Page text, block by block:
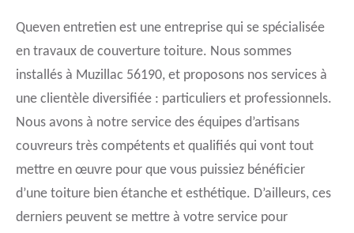
Queven entretien est une entreprise qui se spécialisée
en travaux de couverture toiture. Nous sommes
installés à Muzillac 56190, et proposons nos services à
une clientèle diversifiée : particuliers et professionnels.
Nous avons à notre service des équipes d’artisans
couvreurs très compétents et qualifiés qui vont tout
mettre en œuvre pour que vous puissiez bénéficier
d’une toiture bien étanche et esthétique. D’ailleurs, ces
derniers peuvent se mettre à votre service pour